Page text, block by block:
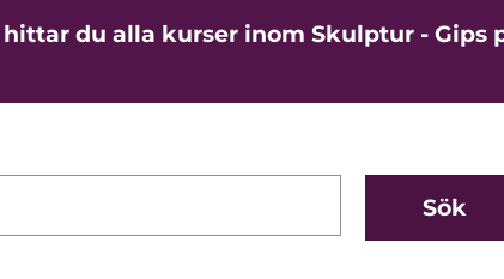
hittar du alla kurser inom Skulptur - Gips